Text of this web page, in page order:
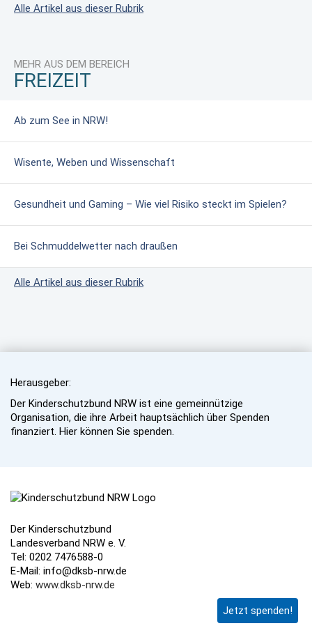
Alle Artikel aus dieser Rubrik
MEHR AUS DEM BEREICH
FREIZEIT
Ab zum See in NRW!
Wisente, Weben und Wissenschaft
Gesundheit und Gaming – Wie viel Risiko steckt im Spielen?
Bei Schmuddelwetter nach draußen
Alle Artikel aus dieser Rubrik
Herausgeber:
Der Kinderschutzbund NRW ist eine gemeinnützige
Organisation, die ihre Arbeit hauptsächlich über Spenden
finanziert. Hier können Sie spenden.
Jetzt spenden!
Der Kinderschutzbund
Landesverband NRW e. V.
Tel: 0202 7476588-0
E-Mail: info@dksb-nrw.de
Web: www.dksb-nrw.de